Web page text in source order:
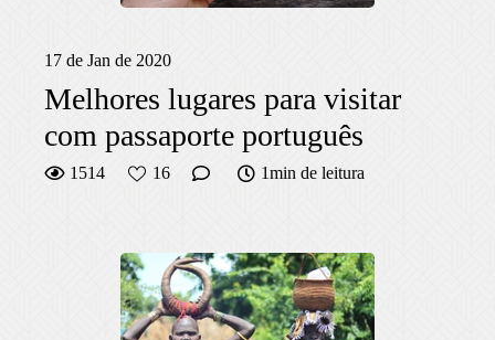
17 de Jan de 2020
Melhores lugares para visitar
com passaporte português
1514 16 1min de leitura